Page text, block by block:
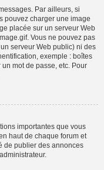
Par ailleurs, si
pouvez charger une image
placée sur un serveur Web
Vous ne pouvez pas
serveur Web public) ni des
exemple : boîtes
mot de passe, etc. Pour
importantes que vous
haut de chaque forum et
de publier des annonces